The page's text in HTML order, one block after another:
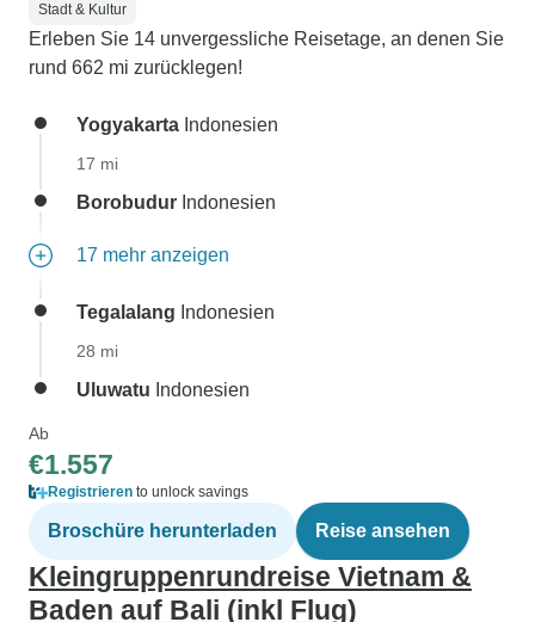
Stadt & Kultur
Erleben Sie 14 unvergessliche Reisetage, an denen Sie
rund 662 mi zurücklegen!
Yogyakarta Indonesien
17 mi
Borobudur Indonesien
17 mehr anzeigen
Tegalalang Indonesien
28 mi
Uluwatu Indonesien
Ab
€1.557
Registrieren to unlock savings
Broschüre herunterladen Reise ansehen
Kleingruppenrundreise Vietnam &
Baden auf Bali (inkl Flug)